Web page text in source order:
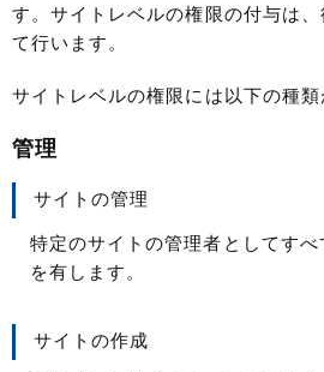
す。サイトレベルの権限の付与は
て行います。
サイトレベルの権限には以下の種類
管理
サイトの管理
特定のサイトの管理者としてす
を有します。
サイトの作成